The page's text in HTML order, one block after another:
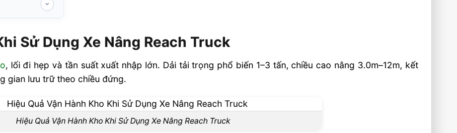
kho hàng
kho khi sử
Sử Dụng Xe Nâng Reach Truck
, lối đi hẹp và tần suất xuất nhập lớn. Dải tải trọng phổ biến 1–3 tấn, chiều cao nâng 3.0m–12m, kết
gian lưu trữ theo chiều đứng.
Hiệu Quả Vận Hành Kho Khi Sử Dụng Xe Nâng Reach Truck